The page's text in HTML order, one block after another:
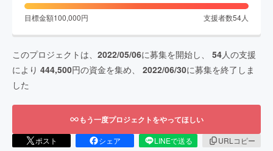
目標金額100,000円 支援者数54人
このプロジェクトは、 2022/05/06に募集を開始し、 54人の支援
により 444,500円の資金を集め、 2022/06/30に募集を終了しま
した
もう一度プロジェクトをやってほしい
ポスト シェア LINEで送る
URLコピー